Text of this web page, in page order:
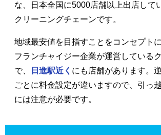
な、日本全国に5000店舗以上出店して
クリーニングチェーンです。
地域最安値を目指すことをコンセプト
フランチャイジー企業が運営している
で、
日進駅近く にも店舗があります。
ごとに料金設定が違いますので、引っ
には注意が必要です。